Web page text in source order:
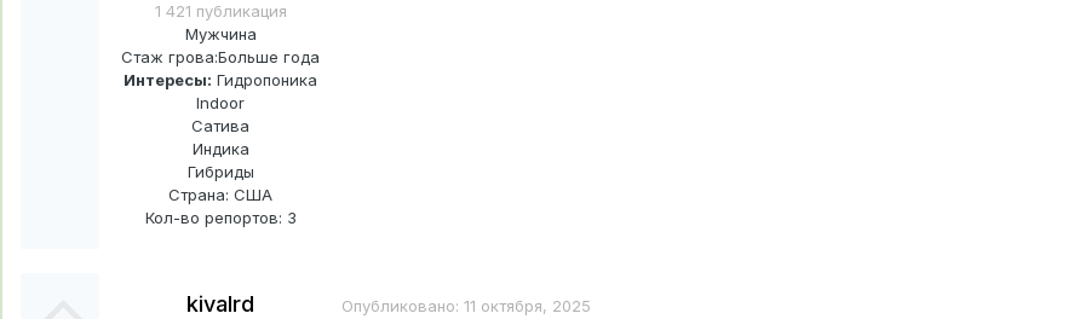
1 421 публикация
Мужчина
Стаж грова:Больше года
Интересы: Гидропоника
Indoor
Сатива
Индика
Гибриды
Страна: США
Кол-во репортов: 3
kivalrd Опубликовано: 11 октября, 2025